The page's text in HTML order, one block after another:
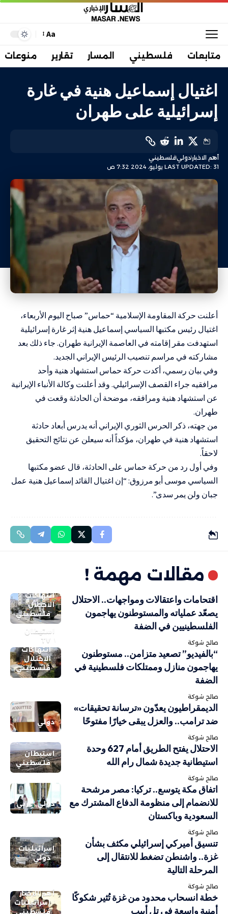
Aa
متابعات فلسطيني المسار تقارير منوعات
اغتيال إسماعيل هنية في غارة
إسرائيلية على طهران
LAST UPDATED: 31 يوليو، 2024 7:32 ص
أهم الاخباردوليفلسطيني
أعلنت حركة المقاومة الإسلامية “حماس” صباح اليوم الأربعاء،
اغتيال رئيس مكتبها السياسي إسماعيل هنية إثر غارة إسرائيلية
استهدفت مقر إقامته في العاصمة الإيرانية طهران. جاء ذلك بعد
مشاركته في مراسم تنصيب الرئيس الإيراني الجديد.
وفي بيان رسمي، أكدت حركة حماس استشهاد هنية وأحد
مرافقيه جراء القصف الإسرائيلي. وقد أعلنت وكالة الأنباء الإيرانية
عن استشهاد هنية ومرافقه، موضحة أن الحادثة وقعت في
طهران.
من جهته، ذكر الحرس الثوري الإيراني أنه يدرس أبعاد حادثة
استشهاد هنية في طهران، مؤكداً أنه سيعلن عن نتائج التحقيق
لاحقاً.
وفي أول رد من حركة حماس على الحادثة، قال عضو مكتبها
السياسي موسى أبو مرزوق: “إن اغتيال القائد إسماعيل هنية عمل
جبان ولن يمر سدى”.
مقالات مهمة !
انتهاكات
الاحتلال
فلسطيني
اقتحامات واعتقالات ومواجهات.. الاحتلال
يصعّد عملياته والمستوطنون يهاجمون
الفلسطينيين في الضفة
صالح شوكة
استيطان
TV
انتهاكات
الاحتلال
فلسطيني
“بالفيديو” تصعيد متزامن.. مستوطنون
يهاجمون منازل وممتلكات فلسطينية في
الضفة
صالح شوكة
دولي
الديمقراطيون يعدّون «ترسانة تحقيقات»
ضد ترامب.. والعزل يبقى خيارًا مفتوحًا
صالح شوكة
استيطان
فلسطيني
الاحتلال يفتح الطريق أمام 627 وحدة
استيطانية جديدة شمال رام الله
صالح شوكة
دولي عربي
اتفاق مكة يتوسع.. تركيا: مصر مرشحة
للانضمام إلى منظومة الدفاع المشترك مع
السعودية وباكستان
صالح شوكة
إسرائيليات
دولي
تنسيق أميركي إسرائيلي مكثف بشأن
غزة.. واشنطن تضغط للانتقال إلى
المرحلة التالية
صالح شوكة
أهم الاخبار
إسرائيليات
فلسطيني
خطة انسحاب محدود من غزة تُثير شكوكًا
أمنية واسعة في تل أبيب